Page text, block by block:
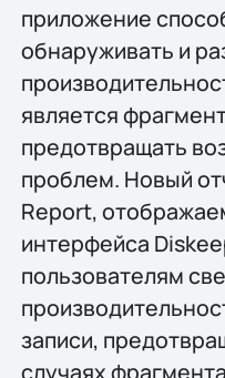
приложение
обнаруживать и
является
предотвращать
проблем. Новый
Report,
интерфейса
пользователям
записи,
случаях